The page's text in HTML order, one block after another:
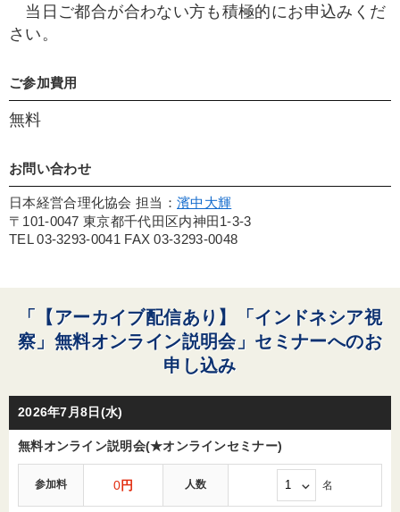
当日ご都合が合わない方も積極的にお申込みくだ
さい。
ご参加費用
無料
お問い合わせ
日本経営合理化協会 担当：濱中大輝
〒101-0047 東京都千代田区内神田1-3-3
TEL 03-3293-0041 FAX 03-3293-0048
「【アーカイブ配信あり】「インドネシア視
察」無料オンライン説明会」セミナーへのお
申し込み
2026年7月8日(水)
無料オンライン説明会(★オンラインセミナー)
参加料 0円 人数 名